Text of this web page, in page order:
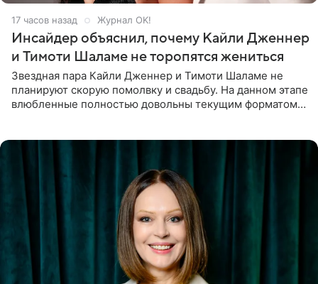
17 часов назад Журнал OK!
Инсайдер объяснил, почему Кайли Дженнер
и Тимоти Шаламе не торопятся жениться
Звездная пара Кайли Дженнер и Тимоти Шаламе не
планируют скорую помолвку и свадьбу. На данном этапе
влюбленные полностью довольны текущим форматом